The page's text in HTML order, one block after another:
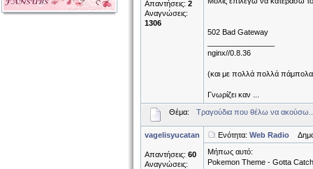
Απαντήσεις: 2
Αναγνώσεις:
1306
502 Bad Gateway
nginx//0.8.36
(και με πολλά πολλά
Γνωρίζει καν ...
Θέμα: Τραγούδια που θέλω να
vagelisyucatan
Απαντήσεις: 60
Αναγνώσεις:
Ενότητα: Web Radio
Μήπως αυτό:
Pokemon Theme - Gotta